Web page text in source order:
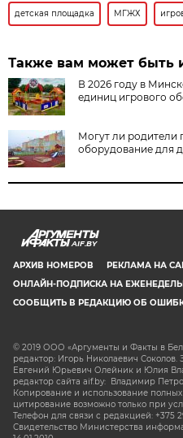
детская площадка МГЖХ
Также вам может быть
В 2026 году в
единиц игрового
Могут ли родители
оборудование для
AIF.BY
АРХИВ НОМЕРОВ РЕКЛАМА НА
ОНЛАЙН-ПОДПИСКА НА
СООБЩИТЬ В РЕДАКЦИЮ ОБ
© 2019 ООО «Аргументы и Факты в
редактор: Игорь Николаевич Соколов.
Евгений Юрьевич Олейник и Юлия
редактор сайта aif.by: Владимир
Копирование и использование
цитирование возможно только при
Телефон для связи с редакцией: +375
Свидетельство Министерства